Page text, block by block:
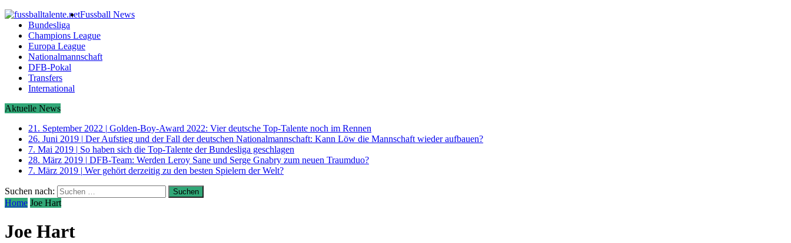
Fussball News
Bundesliga
Champions League
Europa League
Nationalmannschaft
DFB-Pokal
Transfers
International
Aktuelle News
21. September 2022 | Golden-Boy-Award 2022: Vier deutsche Top-Talente noch im Rennen
26. Juni 2019 | Der Aufstieg und der Fall der deutschen Nationalmannschaft: Kann Löw die Mannschaft wieder aufbauen?
7. Mai 2019 | So haben sich die Top-Talente der Bundesliga geschlagen
28. März 2019 | DFB-Team: Werden Leroy Sane und Serge Gnabry zum neuen Traumduo?
7. März 2019 | Wer gehört derzeitig zu den besten Spielern der Welt?
Suchen nach:
Home Joe Hart
Joe Hart